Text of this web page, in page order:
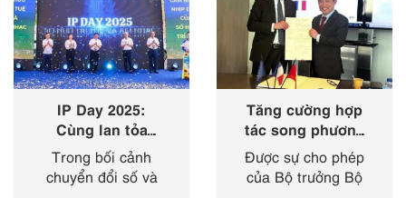
IP Day 2025:
Cùng lan tỏa
‘nhịp điệu’ của
sở hữu trí tuệ
trong kỷ nguyên
Trong bối cảnh
chuyển đổi số và
Tăng cường hợp
tác song phương
giữa Cục Sở hữu
trí tuệ với Viện
Sở hữu công
Được sự cho phép
của Bộ trưởng Bộ